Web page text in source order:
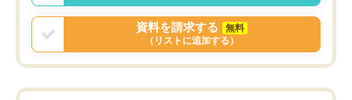
資料を請求する
無料
（リストに追加する）